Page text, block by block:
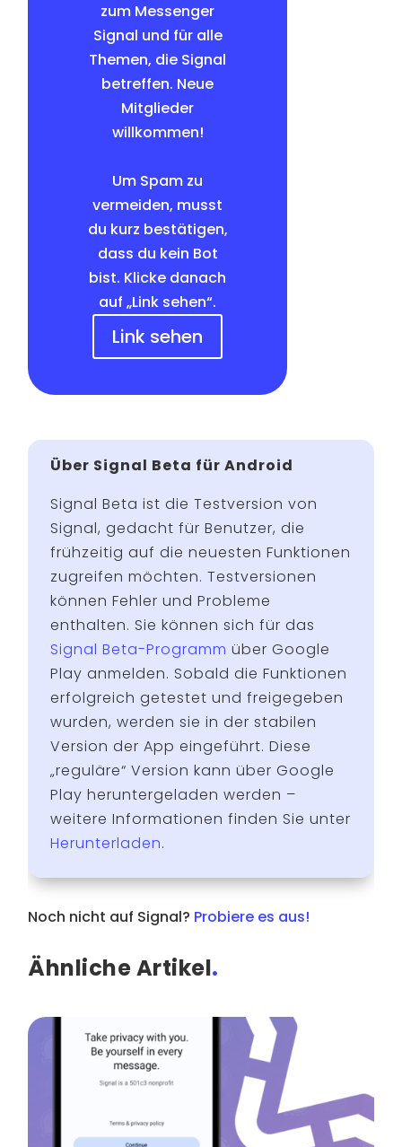
zum Messenger
Signal und für alle
Themen, die Signal
betreffen. Neue
Mitglieder
willkommen!
Um Spam zu
vermeiden, musst
du kurz bestätigen,
dass du kein Bot
bist. Klicke danach
auf „Link sehen“.
Link sehen
Über Signal Beta für Android
Signal Beta ist die Testversion von
Signal, gedacht für Benutzer, die
frühzeitig auf die neuesten Funktionen
zugreifen möchten. Testversionen
können Fehler und Probleme
enthalten. Sie können sich für das
Signal Beta-Programm über Google
Play anmelden. Sobald die Funktionen
erfolgreich getestet und freigegeben
wurden, werden sie in der stabilen
Version der App eingeführt. Diese
„reguläre“ Version kann über Google
Play heruntergeladen werden –
weitere Informationen finden Sie unter
Herunterladen.
Noch nicht auf Signal? Probiere es aus!
Ähnliche Artikel.